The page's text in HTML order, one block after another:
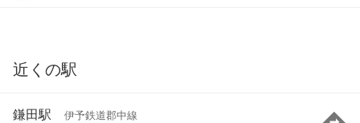
近くの駅
鎌田駅 伊予鉄道郡中線